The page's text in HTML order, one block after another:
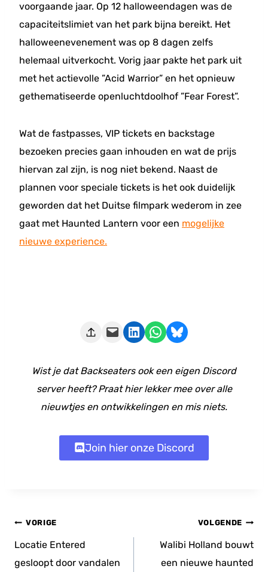
voorgaande jaar. Op 12 halloweendagen was de
capaciteitslimiet van het park bijna bereikt. Het
halloweenevenement was op 8 dagen zelfs
helemaal uitverkocht. Vorig jaar pakte het park uit
met het actievolle ”Acid Warrior” en het opnieuw
gethematiseerde openluchtdoolhof ”Fear Forest”.
Wat de fastpasses, VIP tickets en backstage
bezoeken precies gaan inhouden en wat de prijs
hiervan zal zijn, is nog niet bekend. Naast de
plannen voor speciale tickets is het ook duidelijk
geworden dat het Duitse filmpark wederom in zee
gaat met Haunted Lantern voor een mogelijke
nieuwe experience.
Deze pagina e-mailen Delen op LinkedIn Delen via WhatsApp Share on Bluesky
Wist je dat Backseaters ook een eigen Discord
server heeft? Praat hier lekker mee over alle
nieuwtjes en ontwikkelingen en mis niets.
Join hier onze Discord
Bericht
navigatie
VORIGE
Locatie Entered
gesloopt door vandalen
VOLGENDE
Walibi Holland bouwt
een nieuwe haunted